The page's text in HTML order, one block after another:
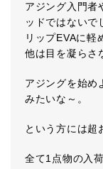
アジング入門者
ッドではないで
リップEVAに軽
他は目を凝らさ
アジングを始め
みたいな～。
という方には超
全て1点物の入